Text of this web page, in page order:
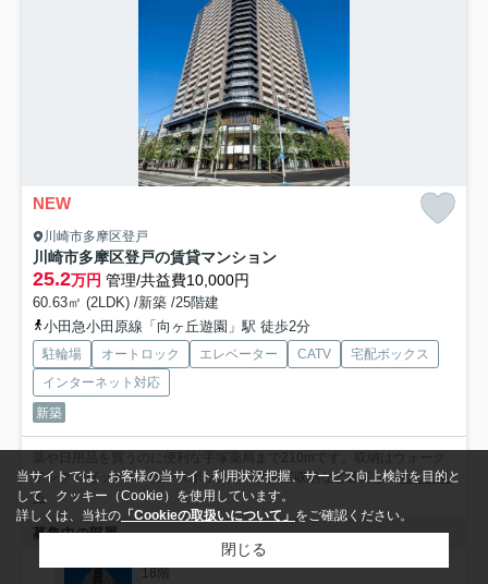
NEW
川崎市多摩区登戸
川崎市多摩区登戸の賃貸マンション
25.2万円 管理/共益費10,000円
60.63㎡ (2LDK) /新築 /25階建
小田急小田原線「向ヶ丘遊園」駅 徒歩2分
駐輪場 オートロック エレベーター CATV
宅配ボックス
インターネット対応
新築
薬や日用品を買うのに便利な手塚薬局まで210mです。収納はウォーク
インクロゼット・シューズボックス・全居室収納など豊富な...もっと見
る
募集中の部屋
18階
当サイトでは、お客様の当サイト利用状況把握、サービス向上検討を目的と
して、クッキー（Cookie）を使用しています。
詳しくは、当社の 「Cookieの取扱いについて」 をご確認ください。
閉じる